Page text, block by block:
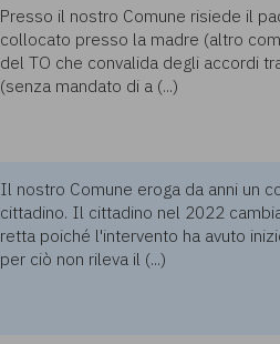
Presso il nostro Comune risiede il
collocato presso la madre (altro
del TO che convalida degli accordi
(senza mandato di a (...)
Il nostro Comune eroga da anni un
cittadino. Il cittadino nel 2022
retta poiché l'intervento ha avuto
per ciò non rileva il (...)